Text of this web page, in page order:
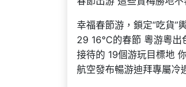
幸福春節游，鎖定“吃貨
29 16℃的春節 粵游粵出
接待的 19個游玩目標地
航空發布暢游迪拜專屬冷